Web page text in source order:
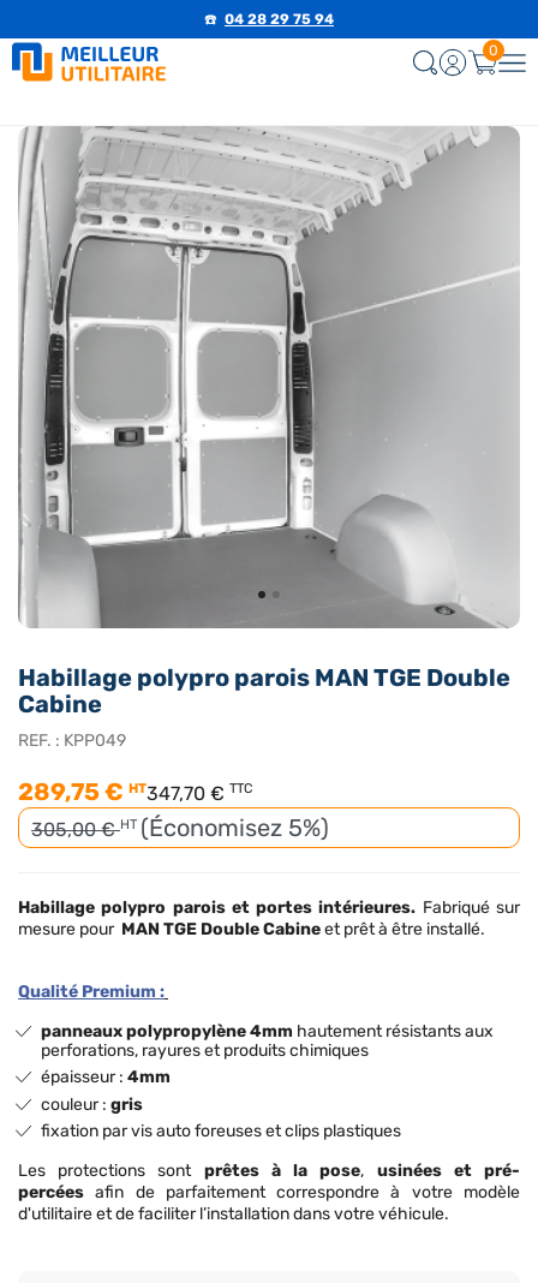
-5%
Habillage polypro parois MAN TGE Double
Cabine
REF. : KPP049
289,75 € HT347,70 € TTC
305,00 €HT (Économisez 5%)
Habillage polypro parois et portes intérieures. Fabriqué sur
mesure pour MAN TGE Double Cabineet prêt à être installé.
Qualité Premium :
panneaux polypropylène 4mm hautement résistants aux
perforations, rayures et produits chimiques
épaisseur :4mm
couleur :gris
fixation par vis auto foreuses et clips plastiques
Les protections sont prêtes à la pose, usinées et pré-
percées afin de parfaitement correspondre à votre modèle
d'utilitaire et de faciliter l’installation dans votre véhicule.
☎️ 04 28 29 75 94
0